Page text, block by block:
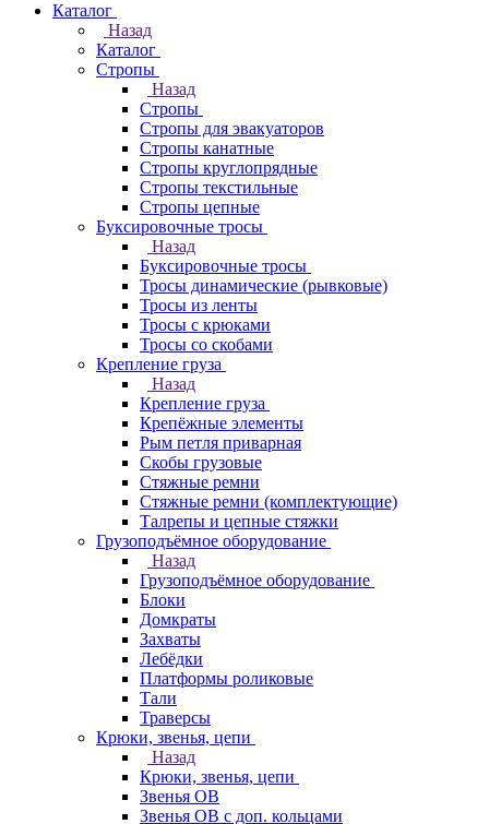
Каталог
Назад
Каталог
Стропы
Назад
Стропы
Стропы для эвакуаторов
Стропы канатные
Стропы круглопрядные
Стропы текстильные
Стропы цепные
Буксировочные тросы
Назад
Буксировочные тросы
Тросы динамические (рывковые)
Тросы из ленты
Тросы с крюками
Тросы со скобами
Крепление груза
Назад
Крепление груза
Крепёжные элементы
Рым петля приварная
Скобы грузовые
Стяжные ремни
Стяжные ремни (комплектующие)
Талрепы и цепные стяжки
Грузоподъёмное оборудование
Назад
Грузоподъёмное оборудование
Блоки
Домкраты
Захваты
Лебёдки
Платформы роликовые
Тали
Траверсы
Крюки, звенья, цепи
Назад
Крюки, звенья, цепи
Звенья ОВ
Звенья ОВ с доп. кольцами